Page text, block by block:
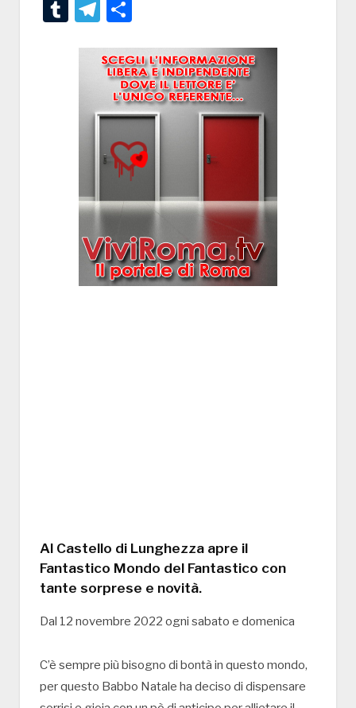
TumblrTelegram
Al Castello di Lunghezza apre il
Fantastico Mondo del Fantastico con
tante sorprese e novità.
Dal 12 novembre 2022 ogni sabato e domenica
C’è sempre più bisogno di bontà in questo mondo,
per questo Babbo Natale ha deciso di dispensare